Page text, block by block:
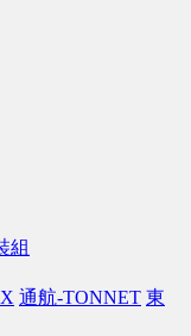
組
通航-TONNET 東